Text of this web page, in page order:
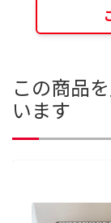
この商品
います